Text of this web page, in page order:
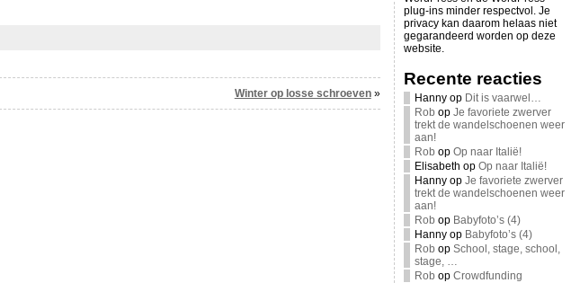
Winter op losse schroeven»
plug-ins minder respectvol. Je
privacy kan daarom helaas niet
gegarandeerd worden op deze
website.
Recente reacties
Hannyop Dit is vaarwel…
Rob op Je favoriete zwerver
trekt de wandelschoenen weer
aan!
Rob op Op naar Italië!
Elisabeth op Op naar Italië!
Hannyop Je favoriete zwerver
trekt de wandelschoenen weer
aan!
Rob op Babyfoto’s (4)
Hannyop Babyfoto’s (4)
Rob op School, stage, school,
stage, …
Rob op Crowdfunding